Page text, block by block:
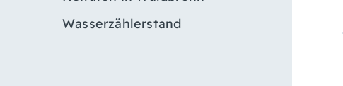
Wasserzählerstand